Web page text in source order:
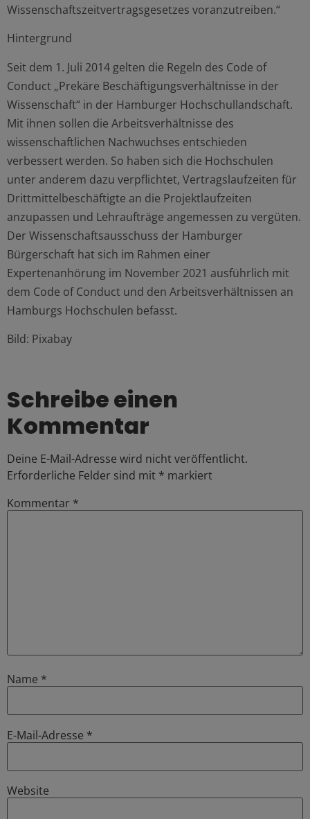
Wissenschaftszeitvertragsgesetzes voranzutreiben.“
Hintergrund
Seit dem 1. Juli 2014 gelten die Regeln des Code of
Conduct „Prekäre Beschäftigungsverhältnisse in der
Wissenschaft“ in der Hamburger Hochschullandschaft.
Mit ihnen sollen die Arbeitsverhältnisse des
wissenschaftlichen Nachwuchses entschieden
verbessert werden. So haben sich die Hochschulen
unter anderem dazu verpflichtet, Vertragslaufzeiten für
Drittmittelbeschäftigte an die Projektlaufzeiten
anzupassen und Lehraufträge angemessen zu vergüten.
Der Wissenschaftsausschuss der Hamburger
Bürgerschaft hat sich im Rahmen einer
Expertenanhörung im November 2021 ausführlich mit
dem Code of Conduct und den Arbeitsverhältnissen an
Hamburgs Hochschulen befasst.
Bild: Pixabay
Schreibe einen
Kommentar
Deine E-Mail-Adresse wird nicht veröffentlicht.
Erforderliche Felder sind mit * markiert
Kommentar *
Name *
E-Mail-Adresse *
Website